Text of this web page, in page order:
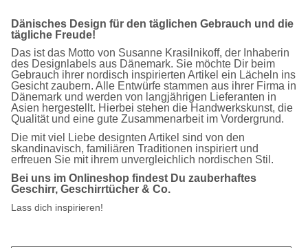
Dänisches Design für den täglichen Gebrauch und die
tägliche Freude!
Das ist das Motto von Susanne Krasilnikoff, der Inhaberin
des Designlabels aus Dänemark. Sie möchte Dir beim
Gebrauch ihrer nordisch inspirierten Artikel ein Lächeln ins
Gesicht zaubern. Alle Entwürfe stammen aus ihrer Firma in
Dänemark und werden von langjährigen Lieferanten in
Asien hergestellt. Hierbei stehen die Handwerkskunst, die
Qualität und eine gute Zusammenarbeit im Vordergrund.
Die mit viel Liebe designten Artikel sind von den
skandinavisch, familiären Traditionen inspiriert und
erfreuen Sie mit ihrem unvergleichlich nordischen Stil.
Bei uns im Onlineshop findest Du zauberhaftes
Geschirr, Geschirrtücher & Co.
Lass dich inspirieren!